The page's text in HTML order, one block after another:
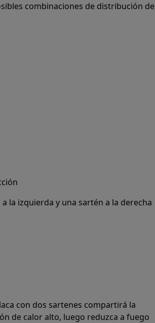
combinaciones de distribución de
la izquierda y una sartén a la derecha
con dos sartenes compartirá la
de calor alto, luego reduzca a fuego